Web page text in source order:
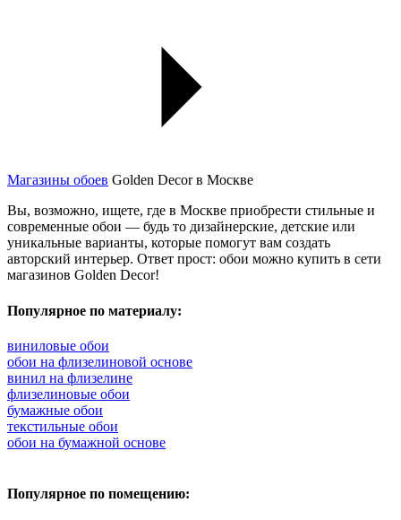
Магазины обоев Golden Decor в Москве
Вы, возможно, ищете, где в Москве приобрести стильные и
современные обои — будь то дизайнерские, детские или
уникальные варианты, которые помогут вам создать
авторский интерьер. Ответ прост: обои можно купить в сети
магазинов Golden Decor!
Популярное по материалу:
виниловые обои
обои на флизелиновой основе
винил на флизелине
флизелиновые обои
бумажные обои
текстильные обои
обои на бумажной основе
Популярное по помещению: